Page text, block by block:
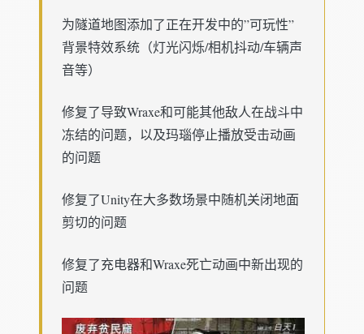
为隧道地图添加了正在开发中的”可玩性”
背景特效系统（灯光闪烁/相机抖动/车辆声
音等）
修复了导致Wraxe和可能其他敌人在战斗中
冻结的问题，以及玛瑙停止播放受击动画
的问题
修复了Unity在大多数场景中随机关闭地面
剪切的问题
修复了充电器和Wraxe死亡动画中新出现的
问题